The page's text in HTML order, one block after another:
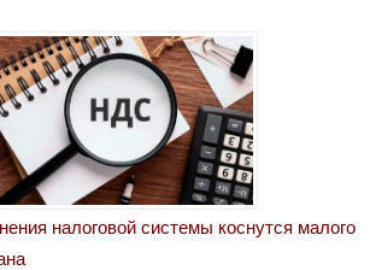
налоговой системы коснутся малого